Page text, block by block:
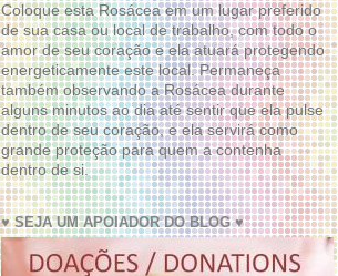
Coloque esta Rosácea em um lugar preferido
de sua casa ou local de trabalho, com todo o
amor de seu coração e ela atuará protegendo
energeticamente este local. Permaneça
também observando a Rosácea durante
alguns minutos ao dia até sentir que ela pulse
dentro de seu coração, e ela servirá como
grande proteção para quem a contenha
dentro de si.
♥ SEJA UM APOIADOR DO BLOG ♥